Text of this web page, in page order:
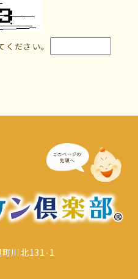
ださい。
川北131-1